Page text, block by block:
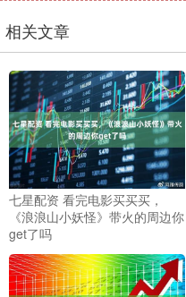
相关文章
七星配资 看完电影买买买，
《浪浪山小妖怪》带火的周边你
get了吗